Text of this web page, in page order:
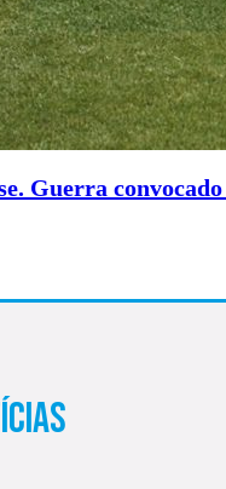
Guerra